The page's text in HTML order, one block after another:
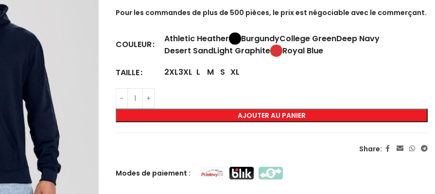
Sérigraphie Transfert
Sublimation
Pour les commandes de plus de 500 pièces, le prix est négociable avec le commerçant.
COULEUR
Athletic Heather BurgundyCollege GreenDeep Navy
Desert SandLight Graphite
Royal Blue
TAILLE
2XL3XL L M S XL
AJOUTER AU PANIER
Share:
Modes de paiement :